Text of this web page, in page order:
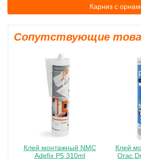
Карниз с
Сопутствующие
Клей монтажный NMC
Adefix P5 310ml
Клей
Orac